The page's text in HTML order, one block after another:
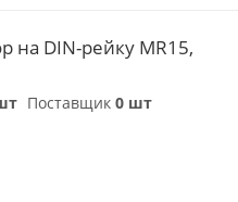
на DIN-рейку MR15,
Поставщик 0 шт